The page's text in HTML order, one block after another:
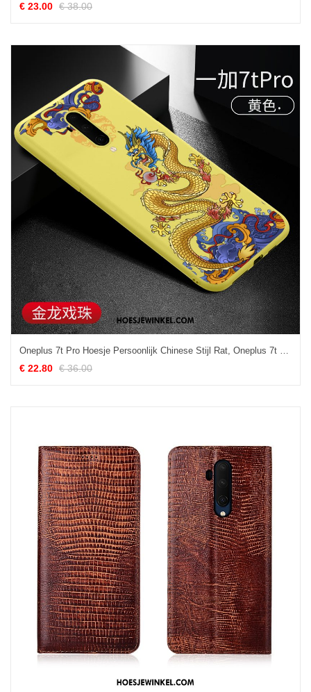
€ 23.00 € 38.00
Oneplus 7t Pro Hoesje Persoonlijk Chinese Stijl Rat, Oneplus 7t Pro Hoesje Mobiele Telefoon High End
€ 22.80 € 36.00